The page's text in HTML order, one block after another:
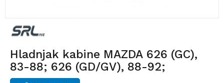
Hladnjak kabine MAZDA 626 (GC),
83-88; 626 (GD/GV), 88-92;